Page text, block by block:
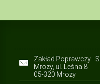
Zakład Poprawczy i
Mrozy, ul. Leśna 8
05-320 Mrozy